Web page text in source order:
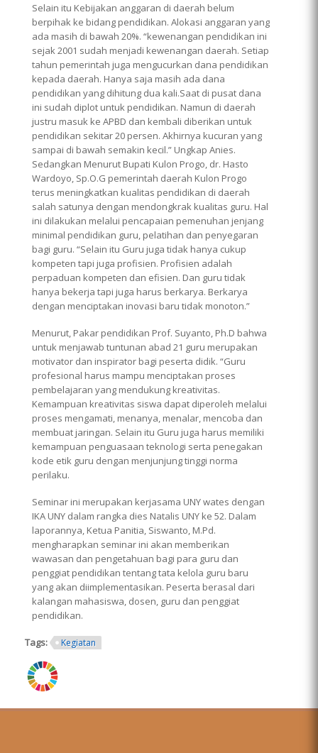
Selain itu Kebijakan anggaran di daerah belum
berpihak ke bidang pendidikan. Alokasi anggaran yang
ada masih di bawah 20%. “kewenangan pendidikan ini
sejak 2001 sudah menjadi kewenangan daerah. Setiap
tahun pemerintah juga mengucurkan dana pendidikan
kepada daerah. Hanya saja masih ada dana
pendidikan yang dihitung dua kali.Saat di pusat dana
ini sudah diplot untuk pendidikan. Namun di daerah
justru masuk ke APBD dan kembali diberikan untuk
pendidikan sekitar 20 persen. Akhirnya kucuran yang
sampai di bawah semakin kecil.” Ungkap Anies.
Sedangkan Menurut Bupati Kulon Progo, dr. Hasto
Wardoyo, Sp.O.G pemerintah daerah Kulon Progo
terus meningkatkan kualitas pendidikan di daerah
salah satunya dengan mendongkrak kualitas guru. Hal
ini dilakukan melalui pencapaian pemenuhan jenjang
minimal pendidikan guru, pelatihan dan penyegaran
bagi guru. “Selain itu Guru juga tidak hanya cukup
kompeten tapi juga profisien. Profisien adalah
perpaduan kompeten dan efisien. Dan guru tidak
hanya bekerja tapi juga harus berkarya. Berkarya
dengan menciptakan inovasi baru tidak monoton.”
Menurut, Pakar pendidikan Prof. Suyanto, Ph.D bahwa
untuk menjawab tuntunan abad 21 guru merupakan
motivator dan inspirator bagi peserta didik. “Guru
profesional harus mampu menciptakan proses
pembelajaran yang mendukung kreativitas.
Kemampuan kreativitas siswa dapat diperoleh melalui
proses mengamati, menanya, menalar, mencoba dan
membuat jaringan. Selain itu Guru juga harus memiliki
kemampuan penguasaan teknologi serta penegakan
kode etik guru dengan menjunjung tinggi norma
perilaku.
Seminar ini merupakan kerjasama UNY wates dengan
IKA UNY dalam rangka dies Natalis UNY ke 52. Dalam
laporannya, Ketua Panitia, Siswanto, M.Pd.
mengharapkan seminar ini akan memberikan
wawasan dan pengetahuan bagi para guru dan
penggiat pendidikan tentang tata kelola guru baru
yang akan diimplementasikan. Peserta berasal dari
kalangan mahasiswa, dosen, guru dan penggiat
pendidikan.
Tags: Kegiatan
ring.png